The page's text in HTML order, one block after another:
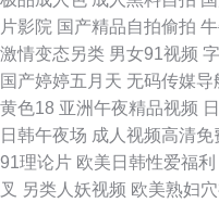
片影院 国产精品自拍偷拍
激情变态另类 男女91视频
国产婷婷五月天 无码传媒导
黄色18 亚洲午夜精品视频
日韩午夜场 成人视频高清免
91理论片 欧美日韩性爱福利
叉 另类人妖视频 欧美熟妇